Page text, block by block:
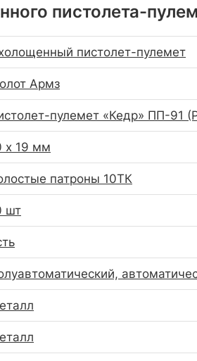
пистолета-
пистолет-пулемет
Армз
пулемет «Кедр» ПП-91
х 19 мм
патроны 10ТК
шт